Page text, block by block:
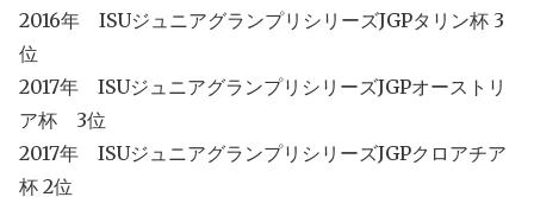
2016年 ISUジュニアグランプリシリーズJGPタリン杯 3
位
2017年 ISUジュニアグランプリシリーズJGPオーストリ
ア杯 3位
2017年 ISUジュニアグランプリシリーズJGPクロアチア
杯 2位